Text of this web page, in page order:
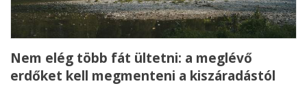
Nem elég több fát ültetni: a meglévő
erdőket kell megmenteni a kiszáradástól